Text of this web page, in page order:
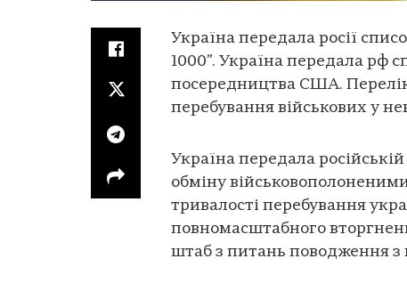
Україна передала росії
1000”. Україна передала рф
посередництва США.
перебування військових у
Україна передала
обміну
тривалості перебування
повномасштабного
штаб з питань поводження